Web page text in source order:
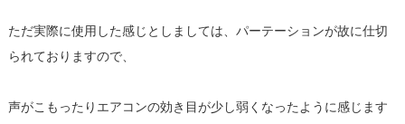
ただ実際に使用した感じとしましては、パーテーションが故に仕切
られておりますので、
声がこもったりエアコンの効き目が少し弱くなったように感じます